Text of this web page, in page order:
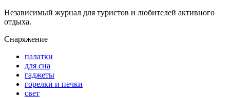
Независимый журнал для туристов и любителей активного
отдыха.
Снаряжение
палатки
для сна
гаджеты
горелки и печки
свет